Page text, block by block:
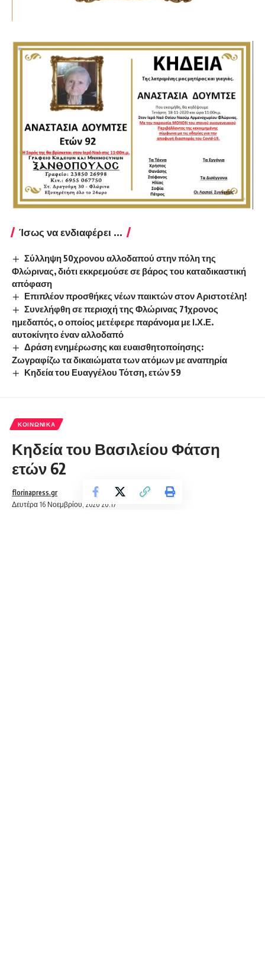
Ίσως να ενδιαφέρει ...
Σύλληψη 50χρονου αλλοδαπού στην πόλη της
Φλώρινας, διότι εκκρεμούσε σε βάρος του καταδικαστική
απόφαση
Επιπλέον προσθήκες νέων παικτών στον Αριστοτέλη!
Συνελήφθη σε περιοχή της Φλώρινας 71χρονος
ημεδαπός, ο οποίος μετέφερε παράνομα με Ι.Χ.Ε.
αυτοκίνητο έναν αλλοδαπό
Δράση ενημέρωσης και ευαισθητοποίησης:
Ζωγραφίζω τα δικαιώματα των ατόμων με αναπηρία
Κηδεία του Ευαγγέλου Τότση, ετών 59
ΚΟΙΝΩΝΙΚΆ
Κηδεία του Βασιλείου Φάτση
ετών 62
Δευτέρα 16 Νοεμβρίου, 2020 20:17
florinapress.gr